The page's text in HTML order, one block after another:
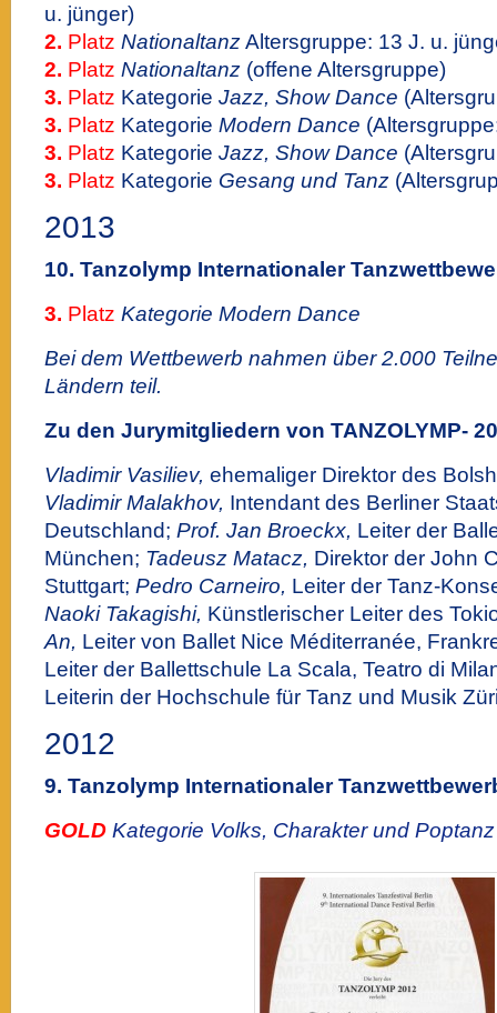
u. jünger)
2. Platz NationaltanzAltersgruppe: 13 J. u.
2. Platz Nationaltanz (offene Altersgruppe)
3. Platz Kategorie Jazz, Show Dance
3. Platz Kategorie Modern Dance
3. Platz Kategorie Jazz, Show Dance
3. Platz Kategorie Gesang und Tanz
2013
10. Tanzolymp Internationaler
3. Platz Kategorie Modern Dance
Bei dem Wettbewerb nahmen über 2.000
Ländern teil.
Zu den Jurymitgliedern von TANZOLYMP-
Vladimir Vasiliev, ehemaliger Direktor des
Vladimir Malakhov, Intendant des Berliner
Deutschland; Prof. Jan Broeckx, Leiter der
München; Tadeusz Matacz, Direktor der John
Stuttgart; Pedro Carneiro, Leiter der Tanz-
Naoki Takagishi, Künstlerischer Leiter des
An, Leiter von Ballet Nice Méditerranée,
Leiter der Ballettschule La Scala, Teatro di
Leiterin der Hochschule für Tanz und Musik
2012
9. Tanzolymp Internationaler
GOLD Kategorie Volks, Charakter und Poptanz